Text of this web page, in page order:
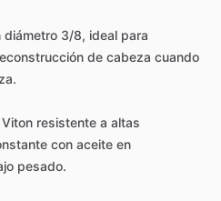
diámetro 3​/​8, ideal para
de cabeza cuando
Viton resistente a altas
con aceite en
pesado.